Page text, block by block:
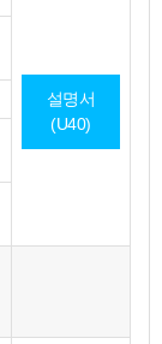
설명서
(U40)